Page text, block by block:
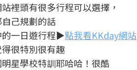
裡頭有很多行程可以選擇，
己規劃的話
的一日遊行程▶點我看KKday網站
很特別很有趣
星學校特訓耶哈哈！很酷